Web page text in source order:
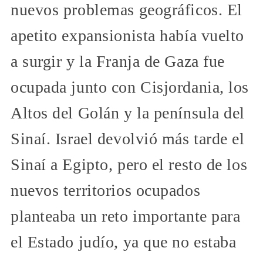
nuevos problemas geográficos. El
apetito expansionista había vuelto
a surgir y la Franja de Gaza fue
ocupada junto con Cisjordania, los
Altos del Golán y la península del
Sinaí. Israel devolvió más tarde el
Sinaí a Egipto, pero el resto de los
nuevos territorios ocupados
planteaba un reto importante para
el Estado judío, ya que no estaba